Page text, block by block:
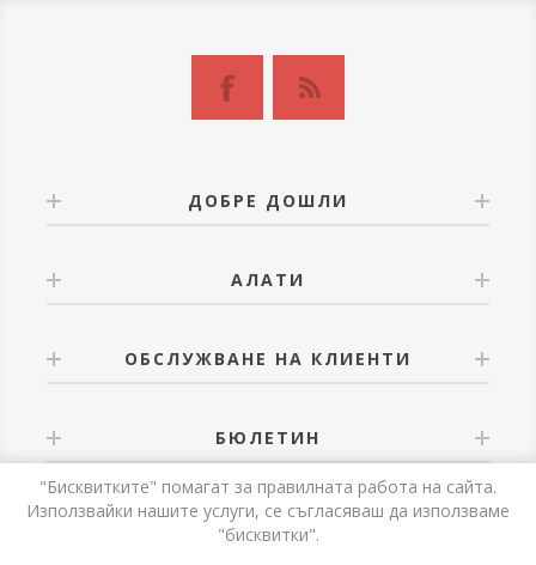
ДОБРЕ ДОШЛИ
АЛАТИ
ОБСЛУЖВАНЕ НА КЛИЕНТИ
БЮЛЕТИН
"Бисквитките" помагат за правилната работа на сайта.
Използвайки нашите услуги, се съгласяваш да използваме
"бисквитки".